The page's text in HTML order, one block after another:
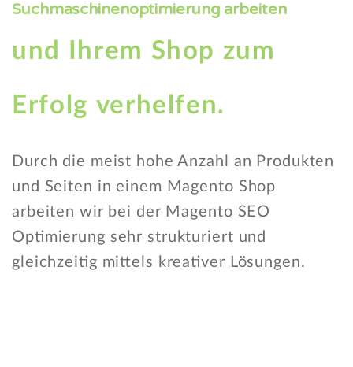
Suchmaschinenoptimierung arbeiten
und Ihrem Shop zum
Erfolg verhelfen.
Durch die meist hohe Anzahl an Produkten
und Seiten in einem Magento Shop
arbeiten wir bei der Magento SEO
Optimierung sehr strukturiert und
gleichzeitig mittels kreativer Lösungen.